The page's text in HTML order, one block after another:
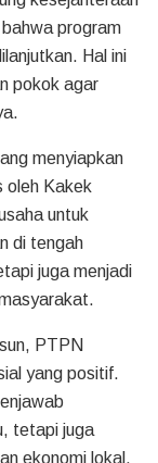
program
Hal ini
pokok agar
menyiapkan
oleh Kakek
untuk
di tengah
juga menjadi
PTPN
yang positif.
tetapi juga
ekonomi lokal.